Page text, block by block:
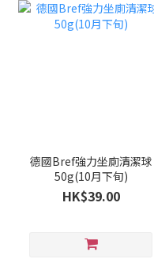
德國Bref強力坐廁清潔球
50g(10月下旬)
HK$39.00